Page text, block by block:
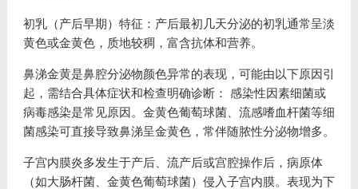
初乳（产后早期）特征：产后最初几天分泌的初乳通常呈淡
黄色或金黄色，质地较稠，富含抗体和营养。
鼻涕金黄是鼻腔分泌物颜色异常的表现，可能由以下原因引
起，需结合具体症状和检查明确诊断： 感染性因素细菌或
病毒感染是常见原因。金黄色葡萄球菌、流感嗜血杆菌等细
菌感染可直接导致鼻涕呈金黄色，常伴随脓性分泌物增多。
子宫内膜炎多发生于产后、流产后或宫腔操作后，病原体
（如大肠杆菌、金黄色葡萄球菌）侵入子宫内膜。表现为下